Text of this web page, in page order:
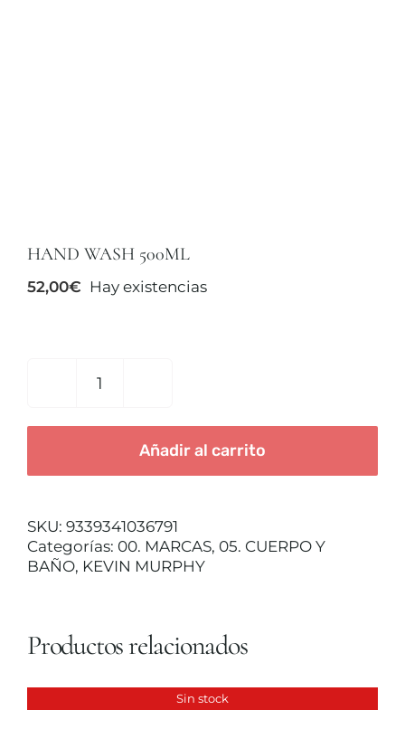
SOLAR
HAND WASH 500ML
52,00€ Hay existencias
HAND
500ML
cantidadAñadir al carrito
SKU: 9339341036791
Categorías: 00. MARCAS, 05. CUERPO Y
BAÑO, KEVIN MURPHY
Productos relacionados
Sin stock